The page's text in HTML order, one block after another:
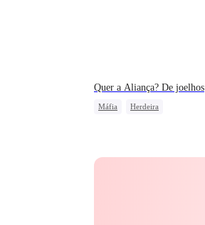
Quer a Aliança? De joelhos
Máfia
Herdeira